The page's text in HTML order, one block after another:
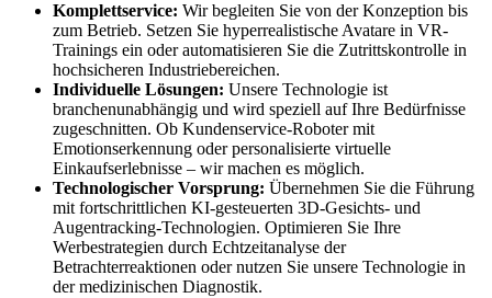
Komplettservice: Wir begleiten Sie von der Konzeption bis
zum Betrieb. Setzen Sie hyperrealistische Avatare in VR-
Trainings ein oder automatisieren Sie die Zutrittskontrolle in
hochsicheren Industriebereichen.
Individuelle Lösungen: Unsere Technologie ist
branchenunabhängig und wird speziell auf Ihre Bedürfnisse
zugeschnitten. Ob Kundenservice-Roboter mit
Emotionserkennung oder personalisierte virtuelle
Einkaufserlebnisse – wir machen es möglich.
Technologischer Vorsprung: Übernehmen Sie die Führung
mit fortschrittlichen KI-gesteuerten 3D-Gesichts- und
Augentracking-Technologien. Optimieren Sie Ihre
Werbestrategien durch Echtzeitanalyse der
Betrachterreaktionen oder nutzen Sie unsere Technologie in
der medizinischen Diagnostik.